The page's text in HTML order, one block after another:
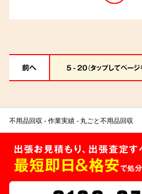
どで作業が完了致しました。
前へ 5 - 20（タップしてページ
不用品回収 作業実績 丸ごと不用品回収
出張お見積もり、出張査定
最短即日＆格安で処分